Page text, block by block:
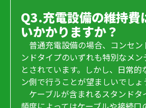
Q3.充電設備の維持費
いかかりますか？
普通充電設備の場合、コンセン
ンドタイプのいずれも特別なメ
とされています。しかし、日常的
ン側で行うことが望ましいでしょ
ケーブルが含まれるスタンドタ